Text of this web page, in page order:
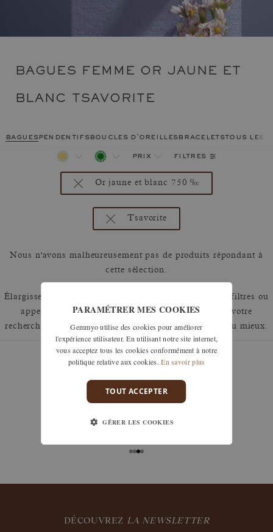
BAGUES FEMME OR JAUNE ET
BLANC TSAVORITE
baguespendentifsboucles d'oreillesbraceletstous les
prix filtres
Or jaune et blanc 750 ‰
Tsavorite
Nous n'avons malheureusement pas de produits répondant à
cette sélection.
Élargissez votre recherche en retirant un ou plusieurs filtres ou
appelez nous au 01 42 46 90 89 pour discuter de votre
recherche et voir comment nous pouvons y répondre au mieux.
garanties
sous 30 jours après réception, y compris pour les
DÉCOUVREZ LA NEWSLETTER
PARAMÉTRER MES COOKIES
Gemmyo utilise des cookies pour améliorer
l'expérience utilisateur. En utilisant notre site internet,
vous acceptez tous les cookies conformément à notre
politique relative aux cookies. En savoir plus
TOUT ACCEPTER
GÉRER LES COOKIES